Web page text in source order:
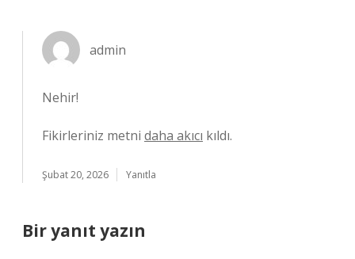
admin
Nehir!
Fikirleriniz metni daha akıcı kıldı.
Şubat 20, 2026 Yanıtla
Bir yanıt yazın